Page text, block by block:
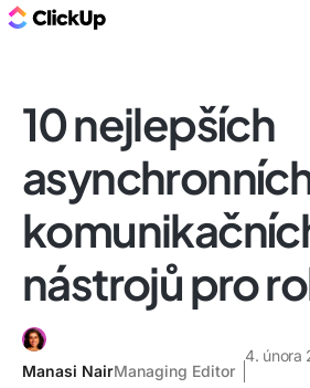
10 nejlepších
nástrojů pro
Manasi NairManaging Editor
4. února